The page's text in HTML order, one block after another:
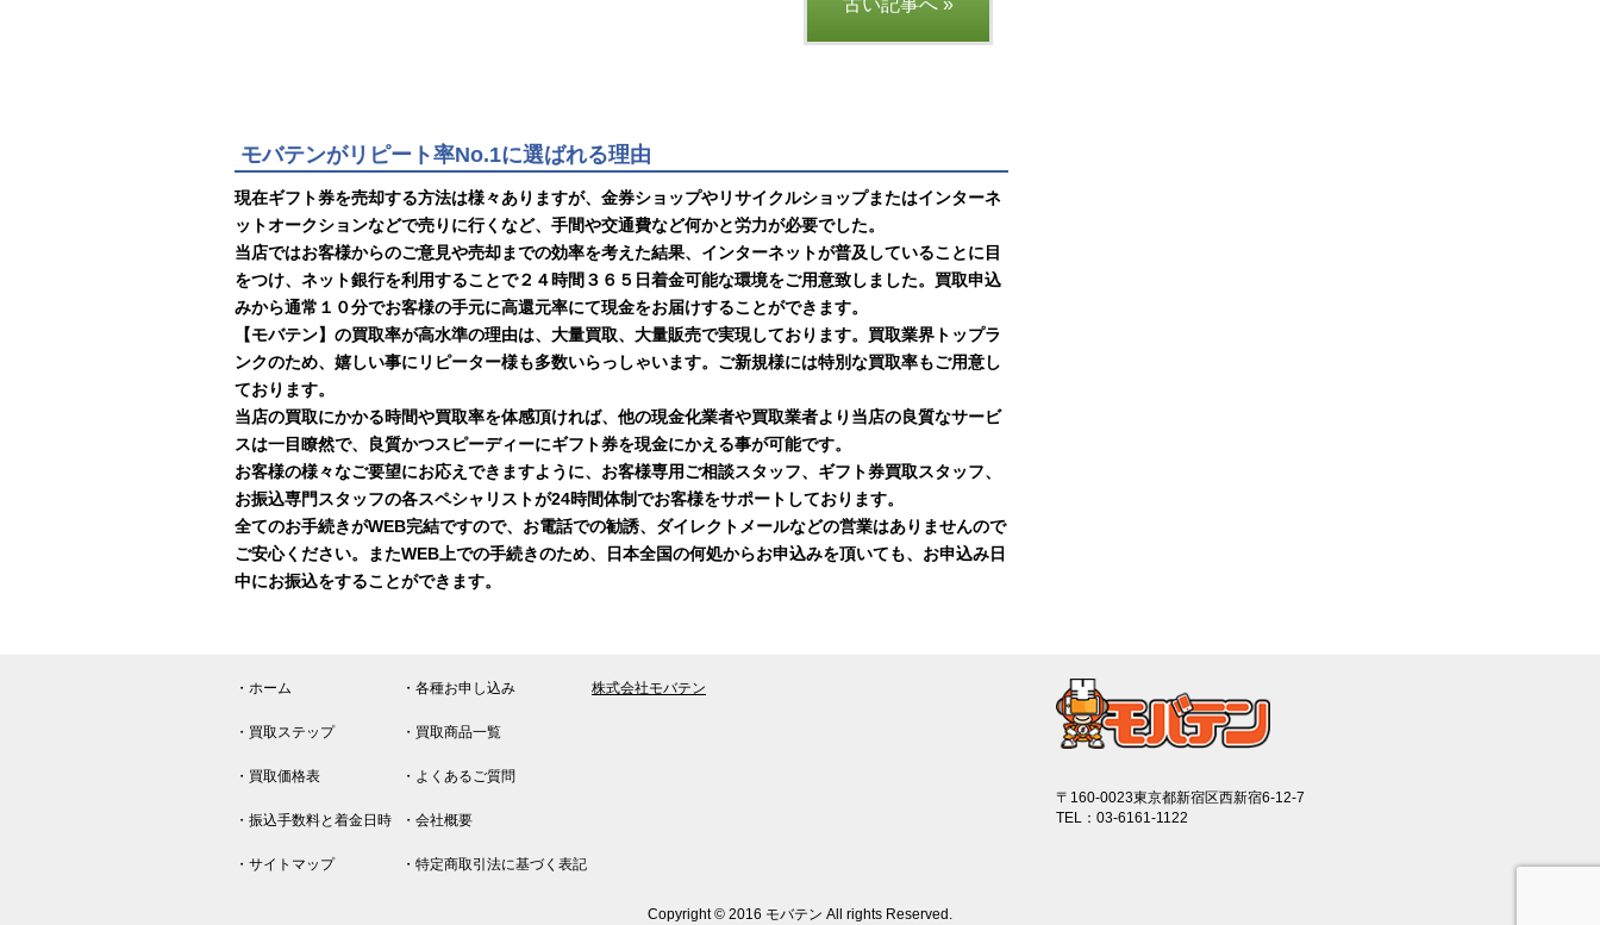
モバテンがリピート率No.1に選ばれる理由
現在ギフト券を売却する方法は様々ありますが、金券ショップやリサイクルショップまたはインターネ
ットオークションなどで売りに行くなど、手間や交通費など何かと労力が必要でした。
当店ではお客様からのご意見や売却までの効率を考えた結果、インターネットが普及していることに目
をつけ、ネット銀行を利用することで２４時間３６５日着金可能な環境をご用意致しました。買取申込
みから通常１０分でお客様の手元に高還元率にて現金をお届けすることができます。
【モバテン】の買取率が高水準の理由は、大量買取、大量販売で実現しております。買取業界トップラ
ンクのため、嬉しい事にリピーター様も多数いらっしゃいます。ご新規様には特別な買取率もご用意し
ております。
当店の買取にかかる時間や買取率を体感頂ければ、他の現金化業者や買取業者より当店の良質なサービ
スは一目瞭然で、良質かつスピーディーにギフト券を現金にかえる事が可能です。
お客様の様々なご要望にお応えできますように、お客様専用ご相談スタッフ、ギフト券買取スタッフ、
お振込専門スタッフの各スペシャリストが24時間体制でお客様をサポートしております。
全てのお手続きがWEB完結ですので、お電話での勧誘、ダイレクトメールなどの営業はありませんので
ご安心ください。またWEB上での手続きのため、日本全国の何処からお申込みを頂いても、お申込み日
中にお振込をすることができます。
・ホーム
・買取ステップ
・買取価格表
・振込手数料と着金日時
・サイトマップ
・各種お申し込み
・買取商品一覧
・よくあるご質問
・会社概要
・特定商取引法に基づく表記
株式会社モバテン
〒160-0023東京都新宿区西新宿6-12-7
TEL：03-6161-1122
Copyright © 2016 モバテン All rights Reserved.